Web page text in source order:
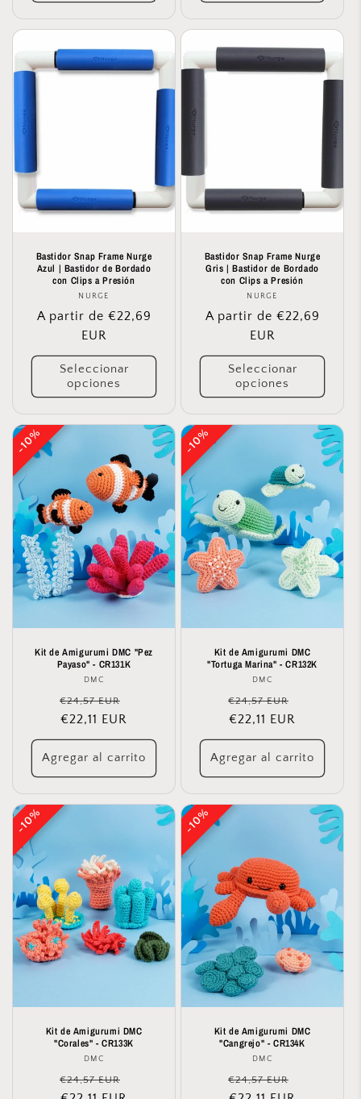
Bastidor Snap Frame Nurge
Azul | Bastidor de Bordado
con Clips a Presión
Proveedor:
NURGE
Precio
A partir de €22,69
EUR
Seleccionar
opciones
Bastidor Snap Frame Nurge
Gris | Bastidor de Bordado
con Clips a Presión
Proveedor:
NURGE
Precio
A partir de €22,69
EUR
Seleccionar
opciones
10%
10%
Kit de Amigurumi DMC "Pez
Payaso" - CR131K
Proveedor:
DMC
Precio
habitual
€24,57 EUR
oferta
€22,11 EUR
Agregar al carrito
10%
10%
Kit de Amigurumi DMC
"Tortuga Marina" - CR132K
Proveedor:
DMC
Precio
habitual
€24,57 EUR
oferta
€22,11 EUR
Agregar al carrito
10%
10%
Kit de Amigurumi DMC
"Corales" - CR133K
Proveedor:
DMC
Precio
€24,57 EUR
10%
10%
Kit de Amigurumi DMC
"Cangrejo" - CR134K
Proveedor:
DMC
Precio
€24,57 EUR